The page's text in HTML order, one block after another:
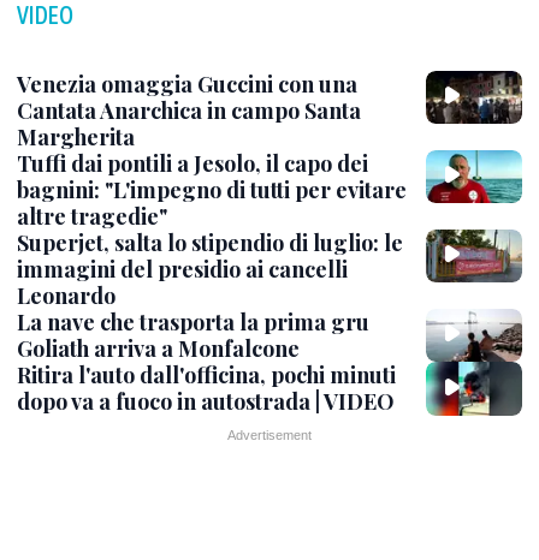
VIDEO
Venezia omaggia Guccini con una
Cantata Anarchica in campo Santa
Margherita
Tuffi dai pontili a Jesolo, il capo dei
bagnini: "L'impegno di tutti per evitare
altre tragedie"
Superjet, salta lo stipendio di luglio: le
immagini del presidio ai cancelli
Leonardo
La nave che trasporta la prima gru
Goliath arriva a Monfalcone
Ritira l'auto dall'officina, pochi minuti
dopo va a fuoco in autostrada | VIDEO